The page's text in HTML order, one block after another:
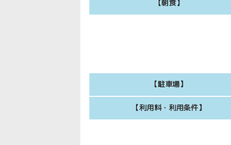
【朝食】
【駐車場】
【利用料・利用条件】